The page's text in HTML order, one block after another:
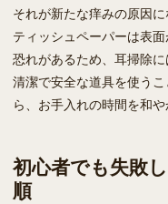
それが新たな痒みの原因に
ティッシュペーパーは表
恐れがあるため、耳掃除に
清潔で安全な道具を使う
ら、お手入れの時間を和
初心者でも失敗
順